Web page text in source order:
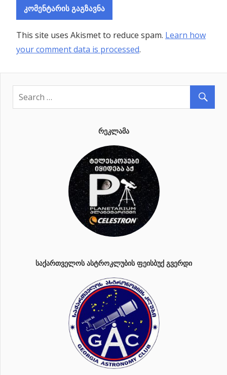
This site uses Akismet to reduce spam. Learn how
your comment data is processed.
ᲠᲔᲙᲚᲐᲛᲐ
ᲡᲐᲥᲐᲠᲗᲕᲔᲚᲝᲡ ᲐᲡᲢᲠᲝᲙᲚᲣᲑᲘᲡ ᲤᲔᲘᲡᲑᲣᲥ ᲒᲕᲔᲠᲓᲘ